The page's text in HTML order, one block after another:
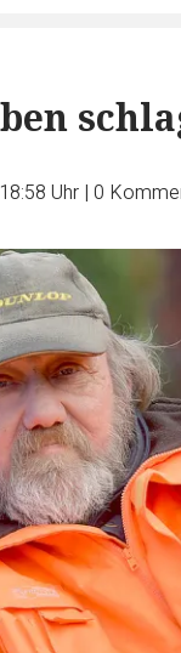
Uhr | 0